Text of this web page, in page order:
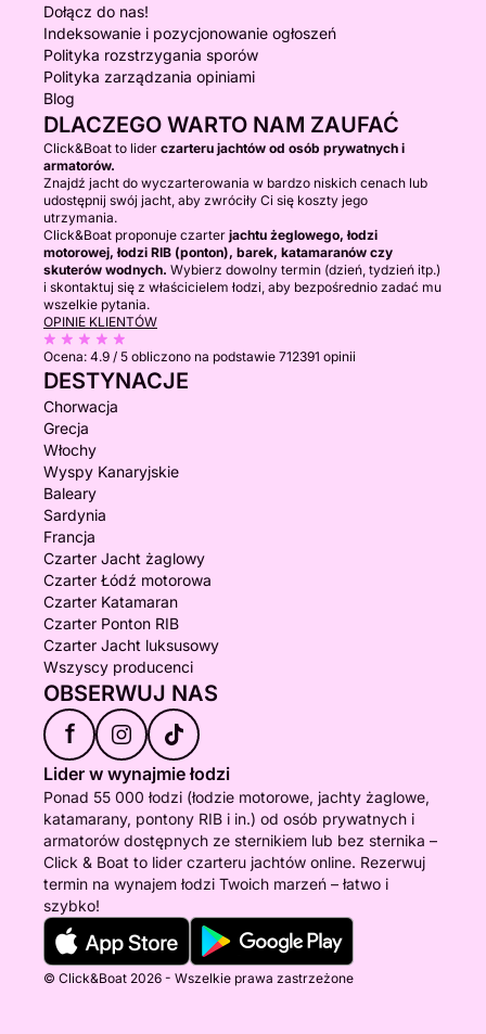
Dołącz do nas!
Indeksowanie i pozycjonowanie ogłoszeń
Polityka rozstrzygania sporów
Polityka zarządzania opiniami
Blog
DLACZEGO WARTO NAM ZAUFAĆ
Click&Boat to lider czarteru jachtów od osób prywatnych i
armatorów.
Znajdź jacht do wyczarterowania w bardzo niskich cenach lub
udostępnij swój jacht, aby zwróciły Ci się koszty jego
utrzymania.
Click&Boat proponuje czarter jachtu żeglowego, łodzi
motorowej, łodzi RIB (ponton), barek, katamaranów czy
skuterów wodnych. Wybierz dowolny termin (dzień, tydzień itp.)
i skontaktuj się z właścicielem łodzi, aby bezpośrednio zadać mu
wszelkie pytania.
OPINIE KLIENTÓW
Ocena: 4.9 / 5 obliczono na podstawie 712391 opinii
DESTYNACJE
Chorwacja
Grecja
Włochy
Wyspy Kanaryjskie
Baleary
Sardynia
Francja
Czarter Jacht żaglowy
Czarter Łódź motorowa
Czarter Katamaran
Czarter Ponton RIB
Czarter Jacht luksusowy
Wszyscy producenci
OBSERWUJ NAS
f
Lider w wynajmie łodzi
Ponad 55 000 łodzi (łodzie motorowe, jachty żaglowe,
katamarany, pontony RIB i in.) od osób prywatnych i
armatorów dostępnych ze sternikiem lub bez sternika –
Click & Boat to lider czarteru jachtów online. Rezerwuj
termin na wynajem łodzi Twoich marzeń – łatwo i
szybko!
© Click&Boat 2026 - Wszelkie prawa zastrzeżone